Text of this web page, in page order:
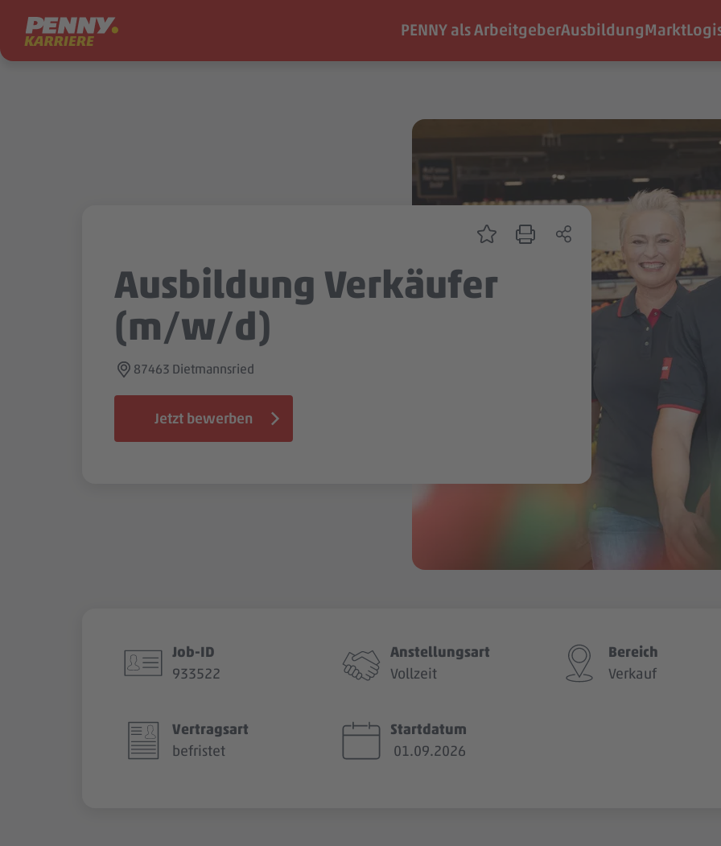
Zum Inhalt springen PENNY als ArbeitgeberAusbildungMarkt
Ausbildung Verkäufer
(m/w/d)
87463 Dietmannsried
Jetzt bewerben
Job-ID
933522
Anstellungsart
Vollzeit
Bereich
Verkauf
Vertragsart
befristet
Startdatum
01.09.2026